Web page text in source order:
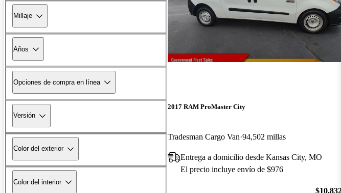
Millaje
Años
Opciones de compra en línea
Versión
Color del exterior
Color del interior
2017 RAM ProMaster City
Tradesman Cargo Van 94,502 millas
Entrega a domicilio desde Kansas City, MO
El precio incluye envío de $976